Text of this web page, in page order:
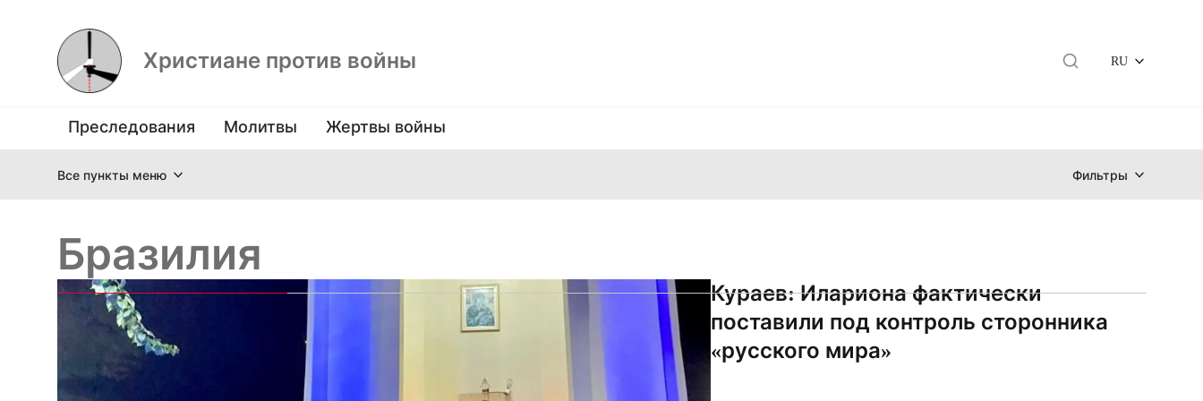
Христиане против войны RU
Преследования Молитвы Жертвы войны
Все пункты меню Фильтры
Бразилия
Кураев: Илариона фактически
поставили под контроль сторонника
«русского мира»